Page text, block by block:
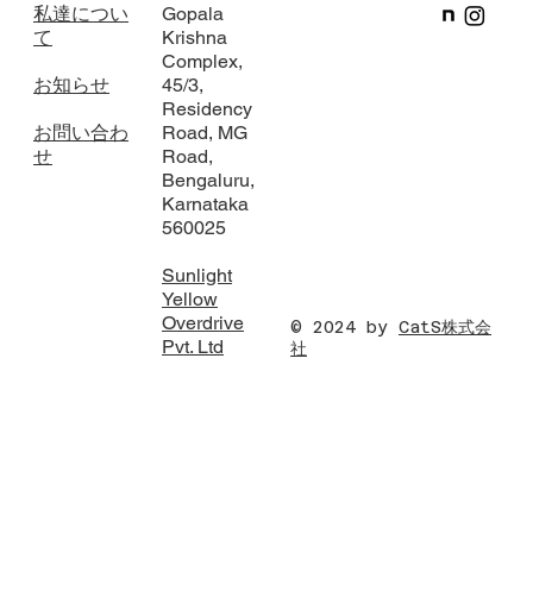
私達につい
て
お知らせ
お問い合わ
せ
Gopala
Krishna
Complex,
45/3,
Residency
Road, MG
Road,
Bengaluru,
Karnataka
560025
Sunlight
Yellow
Overdrive
Pvt. Ltd
© 2024 by CatS株式会
社